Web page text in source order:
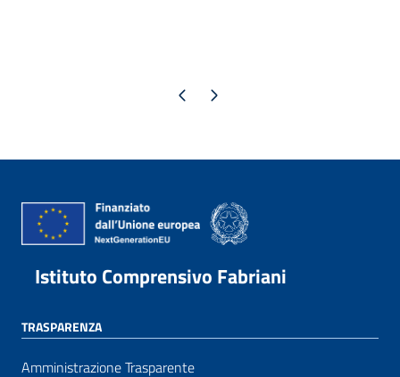
Pagina precedente
Pagina successiva
Istituto Comprensivo Fabriani
TRASPARENZA
Amministrazione Trasparente